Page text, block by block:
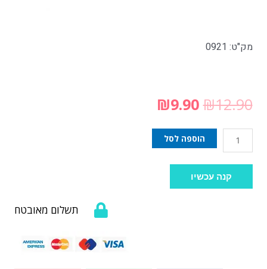
מק"ט: 0921
₪12.90
₪9.90
הוספה לסל
קנה עכשיו
תשלום מאובטח